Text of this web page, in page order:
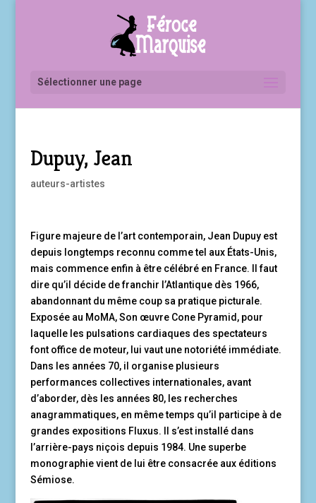
Sélectionner une page
Dupuy, Jean
auteurs-artistes
Figure majeure de l’art contemporain, Jean Dupuy est
depuis longtemps reconnu comme tel aux États-Unis,
mais commence enfin à être célébré en France. Il faut
dire qu’il décide de franchir l’Atlantique dès 1966,
abandonnant du même coup sa pratique picturale.
Exposée au MoMA, Son œuvre Cone Pyramid, pour
laquelle les pulsations cardiaques des spectateurs
font office de moteur, lui vaut une notoriété immédiate.
Dans les années 70, il organise plusieurs
performances collectives internationales, avant
d’aborder, dès les années 80, les recherches
anagrammatiques, en même temps qu’il participe à de
grandes expositions Fluxus. Il s’est installé dans
l’arrière-pays niçois depuis 1984. Une superbe
monographie vient de lui être consacrée aux éditions
Sémiose.